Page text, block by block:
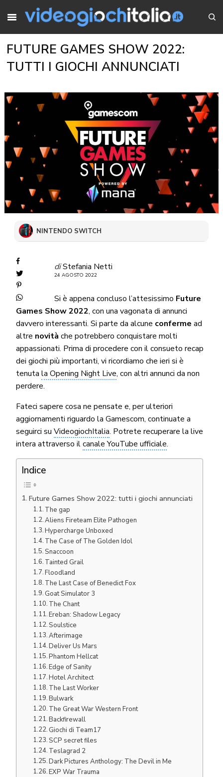
FUTURE GAMES SHOW 2022:
TUTTI I GIOCHI ANNUNCIATI
NINTENDO SWITCH
diStefania Netti
24 AGOSTO 2022
Si è appena concluso l’attesissimo Future
Games Show 2022, con una vagonata di annunci
davvero interessanti. Si parte da alcune conferme ad
altre novità che potrebbero conquistare molti
appassionati. Prima di procedere con il consueto recap
dei giochi più importanti, vi ricordiamo che ieri si è
tenuta la Opening Night Live, con altri annunci da non
perdere.
Fateci sapere cosa ne pensate e, per ulteriori
aggiornamenti riguardo la Gamescom, continuate a
seguirci su VideogiochItalia. Potrete recuperare la live
intera attraverso ilcanale YouTube ufficiale.
Indice
Future Games Show 2022: tutti i giochi annunciati
The gap
Aliens Fireteam Elite Pathogen
Hypercharge Unboxed
The Case of The Golden Idol
Snaccoon
Tainted Grail
Floodland
The Last Case of Benedict Fox
Goat Simulator 3
The Chant
Ereban: Shadow Legacy
Soulstice
Afterimage
Deliver Us Mars
Phantom Hellcat
Edge of Sanity
Hotel Architect
The Last Worker
Bulwark
The Great War Western Front
Backfirewall
Giochi di Team17
SCP secret files
Teslagrad 2
Dark Pictures Anthology: The Devil in Me
EXP War Trauma